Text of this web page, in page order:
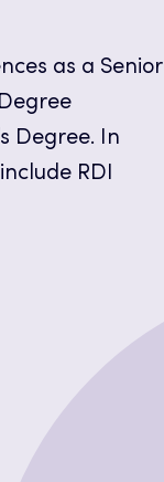
as a Senior
Degree. In
RDI